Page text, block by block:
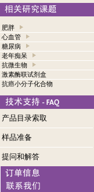
肥胖
心血管
糖尿病
老年痴呆
抗微生物
激素酶联试剂盒
抗癌小分子化合物
产品目录索取
样品准备
提问和解答